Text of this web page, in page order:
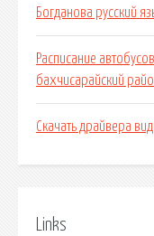
Богданова русский
Расписание
бахчисарайский
Скачать драйвера
Links